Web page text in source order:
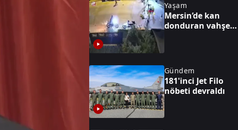
Yaşam
Mersin’de kan
donduran vahşet!
Gündem
181'inci Jet Filo
nöbeti devraldı